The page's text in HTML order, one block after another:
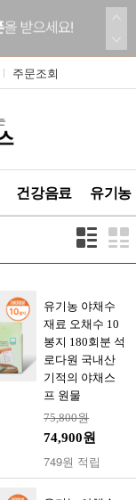
주문조회
건강음료 유기
유기농 야채수
재료 오채수 10
봉지 180회분 석
로다원 국내산
기적의 야채스
프 원물
75,800원
74,900원
749원 적립